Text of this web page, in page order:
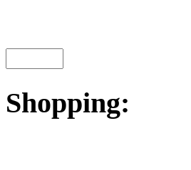
Shopping: